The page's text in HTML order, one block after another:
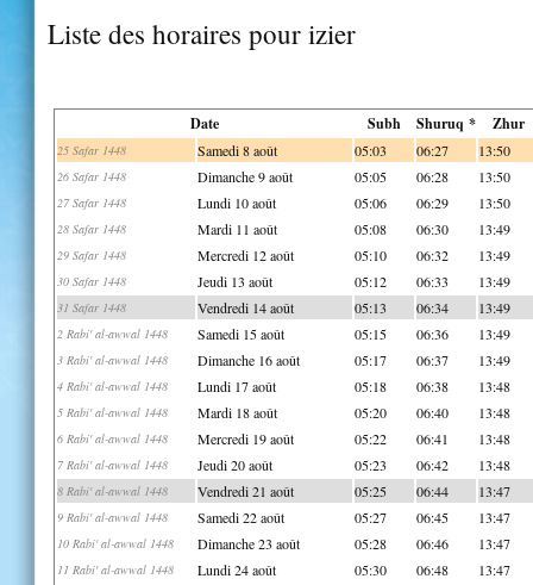
Liste des horaires pour izier
Date Subh Shuruq * Zhur
25 Safar 1448 Samedi 8 août 05:03 06:27 13:50
26 Safar 1448 Dimanche 9 août 05:05 06:28 13:50
27 Safar 1448 Lundi 10 août 05:06 06:29 13:50
28 Safar 1448 Mardi 11 août 05:08 06:30 13:49
29 Safar 1448 Mercredi 12 août 05:10 06:32 13:49
30 Safar 1448 Jeudi 13 août 05:12 06:33 13:49
31 Safar 1448 Vendredi 14 août 05:13 06:34 13:49
2 Rabi' al-awwal 1448 Samedi 15 août 05:15 06:36 13:49
3 Rabi' al-awwal 1448 Dimanche 16 août 05:17 06:37 13:49
4 Rabi' al-awwal 1448 Lundi 17 août 05:18 06:38 13:48
5 Rabi' al-awwal 1448 Mardi 18 août 05:20 06:40 13:48
6 Rabi' al-awwal 1448 Mercredi 19 août 05:22 06:41 13:48
7 Rabi' al-awwal 1448 Jeudi 20 août 05:23 06:42 13:48
8 Rabi' al-awwal 1448 Vendredi 21 août 05:25 06:44 13:47
9 Rabi' al-awwal 1448 Samedi 22 août 05:27 06:45 13:47
10 Rabi' al-awwal 1448 Dimanche 23 août 05:28 06:46 13:47
11 Rabi' al-awwal 1448 Lundi 24 août 05:30 06:48 13:47